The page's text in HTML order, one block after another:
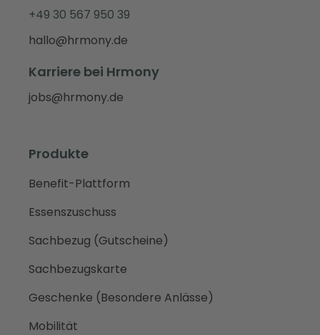
+49 30 567 950 39
hallo@hrmony.de
Karriere bei Hrmony
jobs@hrmony.de
Produkte
Benefit-Plattform
Essenszuschuss
Sachbezug (Gutscheine)
Sachbezugskarte
Geschenke (Besondere Anlässe)
Mobilität